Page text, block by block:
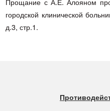
городской клинической
д.3, стр.1.